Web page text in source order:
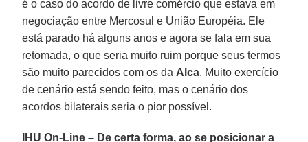
é o caso do acordo de livre comércio que estava em
negociação entre Mercosul e União Européia. Ele
está parado há alguns anos e agora se fala em sua
retomada, o que seria muito ruim porque seus termos
são muito parecidos com os da Alca. Muito exercício
de cenário está sendo feito, mas o cenário dos
acordos bilaterais seria o pior possível.
IHU On-Line – De certa forma, ao se posicionar a